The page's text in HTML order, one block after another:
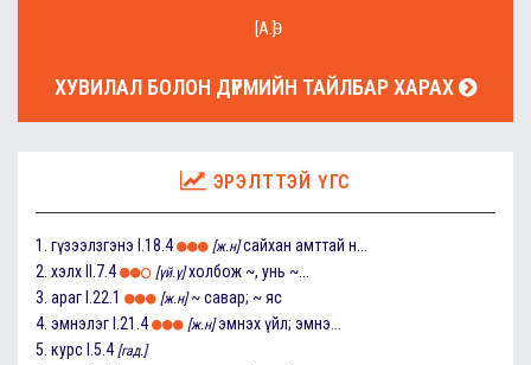
[А.Ө]
ХУВИЛАЛ БОЛОН ДҮРМИЙН ТАЙЛБАР ХАРАХ
ЭРЭЛТТЭЙ ҮГС
1. гүзээлзгэнэ I.18.4 [ж.н] сайхан амттай н...
2. хэлх II.7.4 [үй.ү] холбож ~, унь ~...
3. араг I.22.1 [ж.н] ~ савар; ~ яс
4. эмнэлэг I.21.4 [ж.н] эмнэх үйл; эмнэ...
5. курс I.5.4 [гад.]